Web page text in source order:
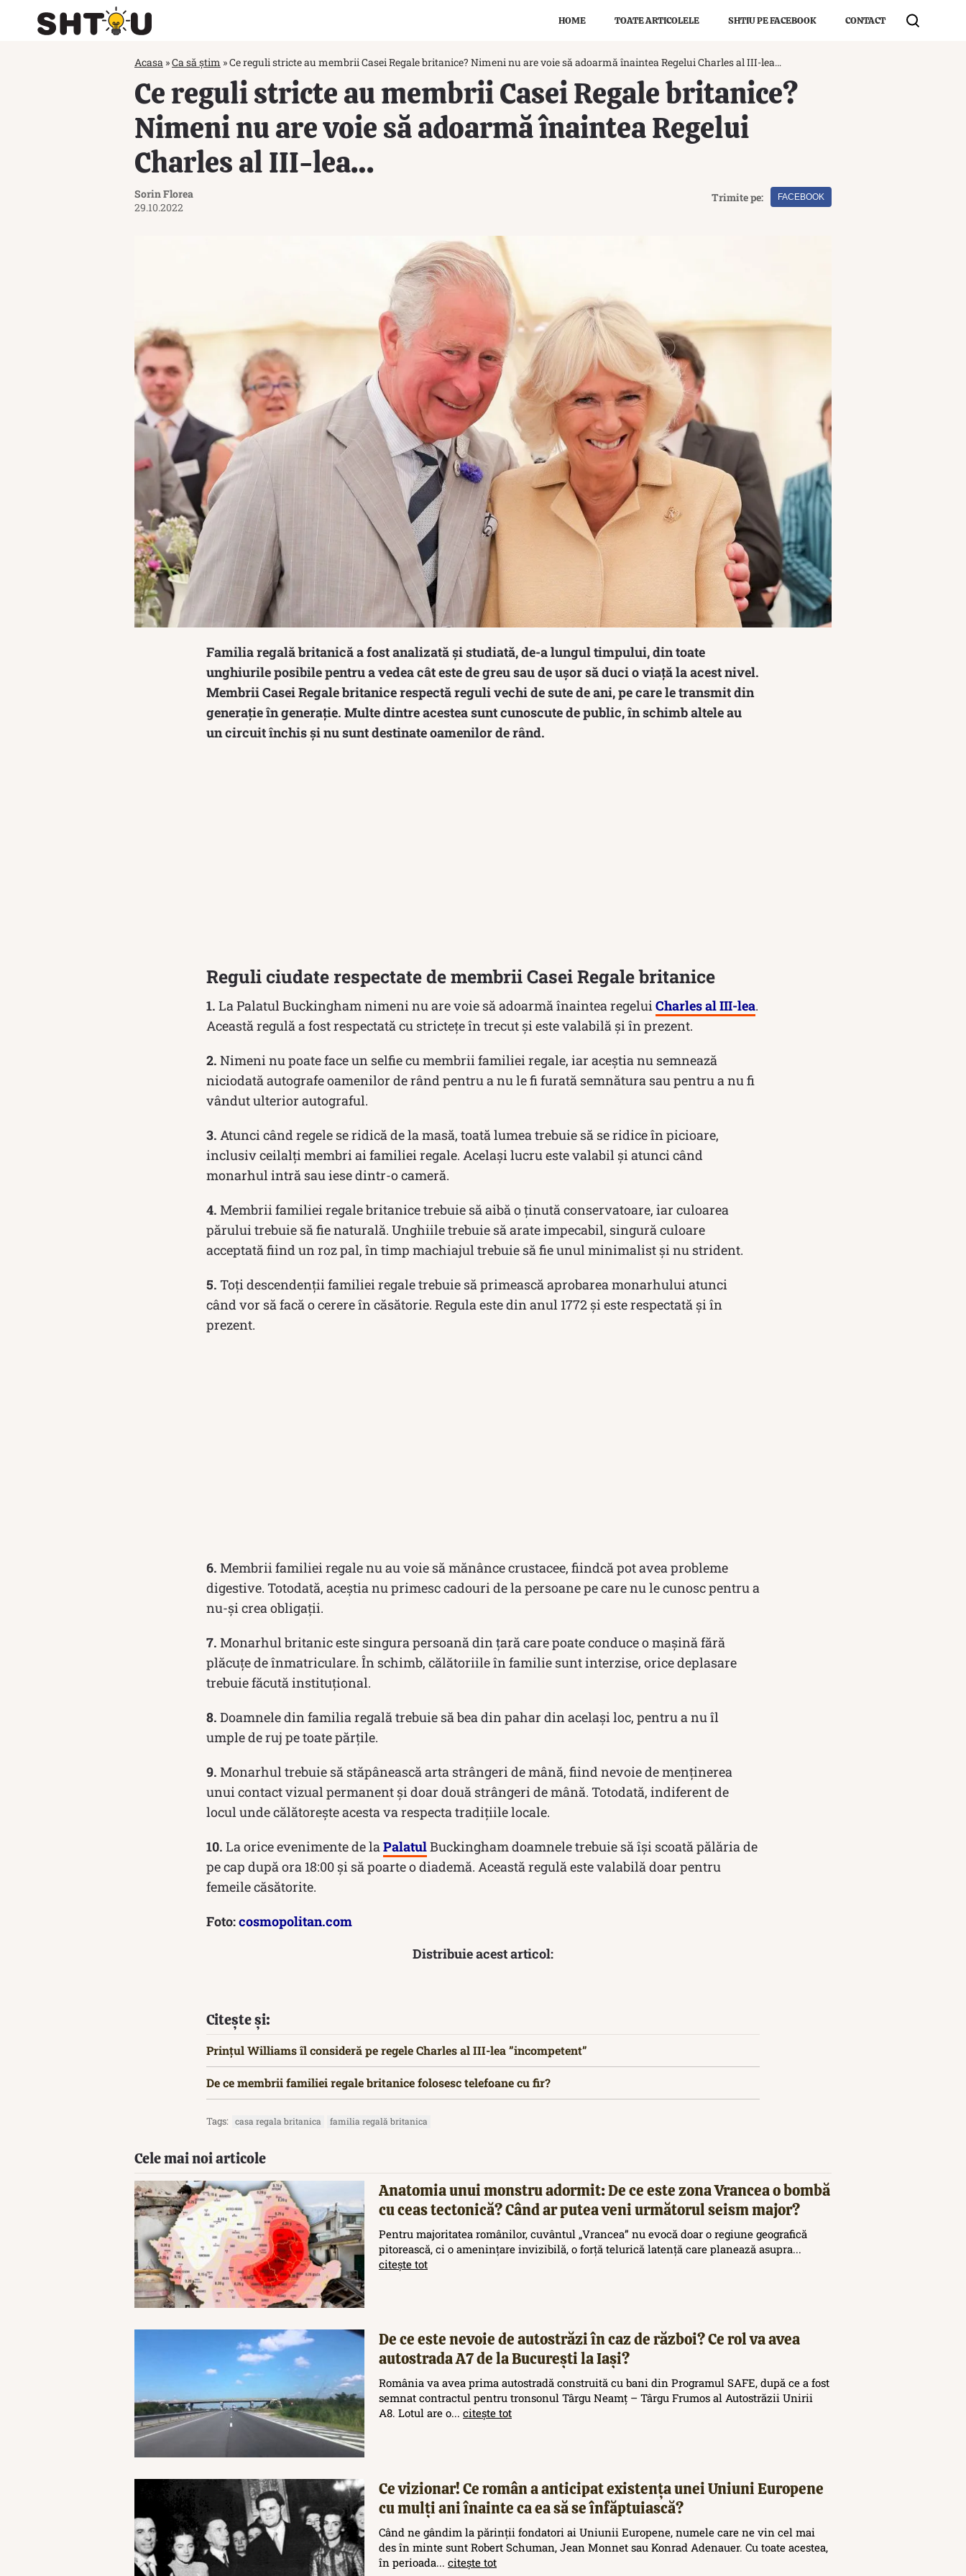
HOME TOATE ARTICOLELE SHTIU PE FACEBOOK CONTACT
Acasa »Ca să știm »Ce reguli stricte au membrii Casei Regale britanice? Nimeni nu are voie să adoarmă înaintea Regelui Charles al III-lea…
Ce reguli stricte au membrii Casei Regale britanice?
Nimeni nu are voie să adoarmă înaintea Regelui
Charles al III-lea…
Sorin Florea
29.10.2022
Trimite pe: FACEBOOK
Familia regală britanică a fost analizată şi studiată, de-a lungul timpului, din toate
unghiurile posibile pentru a vedea cât este de greu sau de ușor să duci o viață la acest nivel.
Membrii Casei Regale britanice respectă reguli vechi de sute de ani, pe care le transmit din
generație în generație. Multe dintre acestea sunt cunoscute de public, în schimb altele au
un circuit închis și nu sunt destinate oamenilor de rând.
Reguli ciudate respectate de membrii Casei Regale britanice
1. La Palatul Buckingham nimeni nu are voie să adoarmă înaintea regeluiCharles al III-lea.
Această regulă a fost respectată cu strictețe în trecut și este valabilă și în prezent.
2. Nimeni nu poate face un selfie cu membrii familiei regale, iar aceștia nu semnează
niciodată autografe oamenilor de rând pentru a nu le fi furată semnătura sau pentru a nu fi
vândut ulterior autograful.
3. Atunci când regele se ridică de la masă, toată lumea trebuie să se ridice în picioare,
inclusiv ceilalți membri ai familiei regale. Același lucru este valabil și atunci când
monarhul intră sau iese dintr-o cameră.
4. Membrii familiei regale britanice trebuie să aibă o ținută conservatoare, iar culoarea
părului trebuie să fie naturală. Unghiile trebuie să arate impecabil, singură culoare
acceptată fiind un roz pal, în timp machiajul trebuie să fie unul minimalist și nu strident.
5. Toți descendenții familiei regale trebuie să primească aprobarea monarhului atunci
când vor să facă o cerere în căsătorie. Regula este din anul 1772 și este respectată și în
prezent.
6. Membrii familiei regale nu au voie să mănânce crustacee, fiindcă pot avea probleme
digestive. Totodată, aceștia nu primesc cadouri de la persoane pe care nu le cunosc pentru a
nu-și crea obligații.
7. Monarhul britanic este singura persoană din țară care poate conduce o mașină fără
plăcuțe de înmatriculare. În schimb, călătoriile în familie sunt interzise, orice deplasare
trebuie făcută instituțional.
8. Doamnele din familia regală trebuie să bea din pahar din același loc, pentru a nu îl
umple de ruj pe toate părțile.
9. Monarhul trebuie să stăpânească arta strângeri de mână, fiind nevoie de menținerea
unui contact vizual permanent și doar două strângeri de mână. Totodată, indiferent de
locul unde călătorește acesta va respecta tradițiile locale.
10. La orice evenimente de laPalatulBuckingham doamnele trebuie să își scoată pălăria de
pe cap după ora 18:00 și să poarte o diademă. Această regulă este valabilă doar pentru
femeile căsătorite.
Foto:cosmopolitan.com
Distribuie acest articol:
Citește și:
Prințul Williams îl consideră pe regele Charles al III-lea ”incompetent”
De ce membrii familiei regale britanice folosesc telefoane cu fir?
Tags: casa regala britanica familia regală britanica
Cele mai noi articole
Anatomia unui monstru adormit: De ce este zona Vrancea o bombă
cu ceas tectonică? Când ar putea veni următorul seism major?
Pentru majoritatea românilor, cuvântul „Vrancea” nu evocă doar o regiune geografică
pitorească, ci o amenințare invizibilă, o forță telurică latență care planează asupra...
citește tot
De ce este nevoie de autostrăzi în caz de război? Ce rol va avea
autostrada A7 de la București la Iași?
România va avea prima autostradă construită cu bani din Programul SAFE, după ce a fost
semnat contractul pentru tronsonul Târgu Neamț – Târgu Frumos al Autostrăzii Unirii
A8. Lotul are o... citește tot
Ce vizionar! Ce român a anticipat existența unei Uniuni Europene
cu mulți ani înainte ca ea să se înfăptuiască?
Când ne gândim la părinții fondatori ai Uniunii Europene, numele care ne vin cel mai
des în minte sunt Robert Schuman, Jean Monnet sau Konrad Adenauer. Cu toate acestea,
în perioada... citește tot